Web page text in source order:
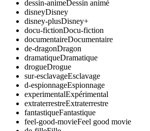
dessin-animeDessin animé
disneyDisney
disney-plusDisney+
docu-fictionDocu-fiction
documentaireDocumentaire
de-dragonDragon
dramatiqueDramatique
drogueDrogue
sur-esclavageEsclavage
d-espionnageEspionnage
experimentalExpérimental
extraterrestreExtraterrestre
fantastiqueFantastique
feel-good-movieFeel good movie